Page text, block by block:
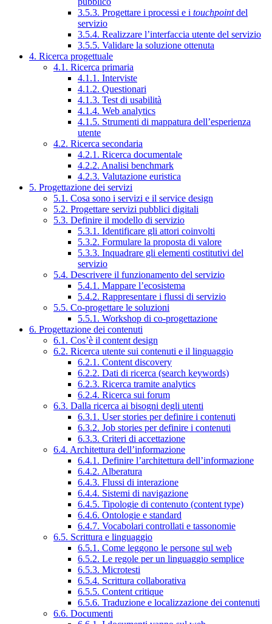
3.5.3. Progettare i processi e i touchpointdel
servizio
3.5.4. Realizzare l’interfaccia utente del servizio
3.5.5. Validare la soluzione ottenuta
4. Ricerca progettuale
4.1. Ricerca primaria
4.1.1. Interviste
4.1.2. Questionari
4.1.3. Test di usabilità
4.1.4. Web analytics
4.1.5. Strumenti di mappatura dell’esperienza
utente
4.2. Ricerca secondaria
4.2.1. Ricerca documentale
4.2.2. Analisi benchmark
4.2.3. Valutazione euristica
5. Progettazione dei servizi
5.1. Cosa sono i servizi e il service design
5.2. Progettare servizi pubblici digitali
5.3. Definire il modello di servizio
5.3.1. Identificare gli attori coinvolti
5.3.2. Formulare la proposta di valore
5.3.3. Inquadrare gli elementi costitutivi del
servizio
5.4. Descrivere il funzionamento del servizio
5.4.1. Mappare l’ecosistema
5.4.2. Rappresentare i flussi di servizio
5.5. Co-progettare le soluzioni
5.5.1. Workshop di co-progettazione
6. Progettazione dei contenuti
6.1. Cos’è il content design
6.2. Ricerca utente sui contenuti e il linguaggio
6.2.1. Content discovery
6.2.2. Dati di ricerca (search keywords)
6.2.3. Ricerca tramite analytics
6.2.4. Ricerca sui forum
6.3. Dalla ricerca ai bisogni degli utenti
6.3.1. User stories per definire i contenuti
6.3.2. Job stories per definire i contenuti
6.3.3. Criteri di accettazione
6.4. Architettura dell’informazione
6.4.1. Definire l’architettura dell’informazione
6.4.2. Alberatura
6.4.3. Flussi di interazione
6.4.4. Sistemi di navigazione
6.4.5. Tipologie di contenuto (content type)
6.4.6. Ontologie e standard
6.4.7. Vocabolari controllati e tassonomie
6.5. Scrittura e linguaggio
6.5.1. Come leggono le persone sul web
6.5.2. Le regole per un linguaggio semplice
6.5.3. Microtesti
6.5.4. Scrittura collaborativa
6.5.5. Content critique
6.5.6. Traduzione e localizzazione dei contenuti
6.6. Documenti